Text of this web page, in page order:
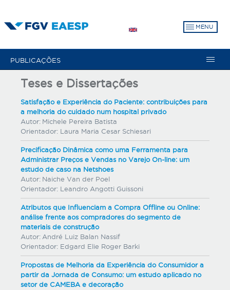
para
MENU
PUBLICAÇÕES
Teses e Dissertações
Satisfação e Experiência do Paciente: contribuições para
a melhoria do cuidado num hospital privado
Autor: Michele Pereira Batista
Orientador: Laura Maria Cesar Schiesari
Precificação Dinâmica como uma Ferramenta para
Administrar Preços e Vendas no Varejo On-line: um
estudo de caso na Netshoes
Autor: Naiche Van der Poel
Orientador: Leandro Angotti Guissoni
Atributos que Influenciam a Compra Offline ou Online:
análise frente aos compradores do segmento de
materiais de construção
Autor: André Luiz Balan Nassif
Orientador: Edgard Elie Roger Barki
Propostas de Melhoria da Experiência do Consumidor a
partir da Jornada de Consumo: um estudo aplicado no
setor de CAMEBA e decoração